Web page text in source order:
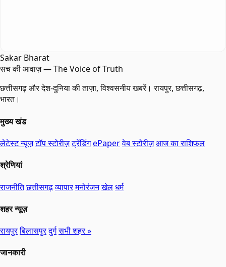
Sakar Bharat
सच की आवाज़ — The Voice of Truth
छत्तीसगढ़ और देश-दुनिया की ताज़ा, विश्वसनीय खबरें। रायपुर, छत्तीसगढ़,
भारत।
मुख्य खंड
लेटेस्ट न्यूज़टॉप स्टोरीज़ट्रेंडिंगePaperवेब स्टोरीज़आज का राशिफल
श्रेणियां
राजनीतिछत्तीसगढ़व्यापारमनोरंजनखेलधर्म
शहर न्यूज़
रायपुरबिलासपुरदुर्गसभी शहर »
जानकारी